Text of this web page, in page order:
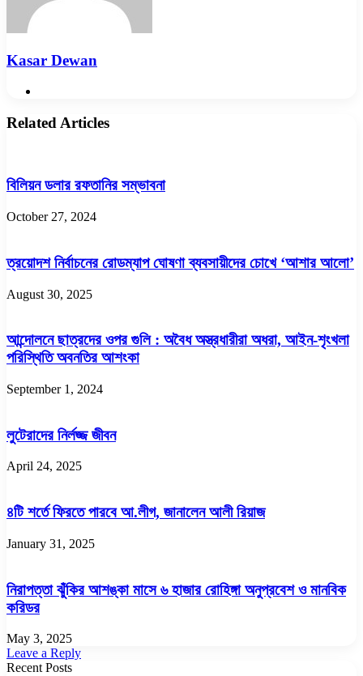
Kasar Dewan
Related Articles
বিলিয়ন ডলার রফতানির সম্ভাবনা
October 27, 2024
ত্রয়োদশ নির্বাচনের রোডম্যাপ ঘোষণা ব্যবসায়ীদের চোখে ‘আশার আলো’
August 30, 2025
আন্দোলনে ছাত্রদের ওপর গুলি : অবৈধ অস্ত্রধারীরা অধরা, আইন-শৃংখলা
পরিস্থিতি অবনতির আশংকা
September 1, 2024
লুটেরাদের নির্লজ্জ জীবন
April 24, 2025
৪টি শর্তে ফিরতে পারবে আ.লীগ, জানালেন আলী রিয়াজ
January 31, 2025
নিরাপত্তা ঝুঁকির আশঙ্কা মাসে ৬ হাজার রোহিঙ্গা অনুপ্রবেশ ও মানবিক
করিডর
May 3, 2025
Leave a Reply
Recent Posts